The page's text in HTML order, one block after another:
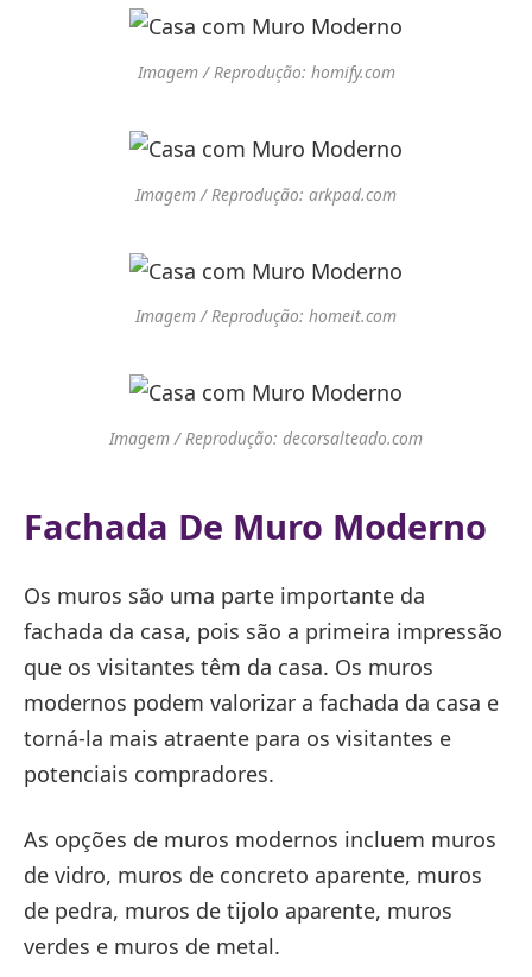
Imagem / Reprodução: homify.com
Imagem / Reprodução: arkpad.com
Imagem / Reprodução: homeit.com
Imagem / Reprodução: decorsalteado.com
Fachada De Muro Moderno
Os muros são uma parte importante da
fachada da casa, pois são a primeira impressão
que os visitantes têm da casa. Os muros
modernos podem valorizar a fachada da casa e
torná-la mais atraente para os visitantes e
potenciais compradores.
As opções de muros modernos incluem muros
de vidro, muros de concreto aparente, muros
de pedra, muros de tijolo aparente, muros
verdes e muros de metal.